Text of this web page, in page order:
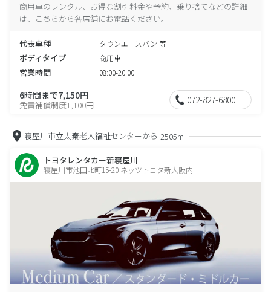
商用車のレンタル、お得な割引料金や予約、乗り捨てなどの詳細
は、こちらから各店舗にお電話ください。
代表車種 タウンエースバン 等
ボディタイプ 商用車
営業時間 08:00-20:00
6時間まで7,150円
免責補償制度1,100円 072-827-6800
寝屋川市立太秦老人福祉センターから 2505m
トヨタレンタカー新寝屋川
寝屋川市池田北町15-20 ネッツトヨタ新大阪内